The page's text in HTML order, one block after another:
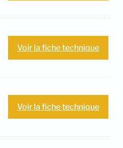
Voir la fiche technique
Voir la fiche technique